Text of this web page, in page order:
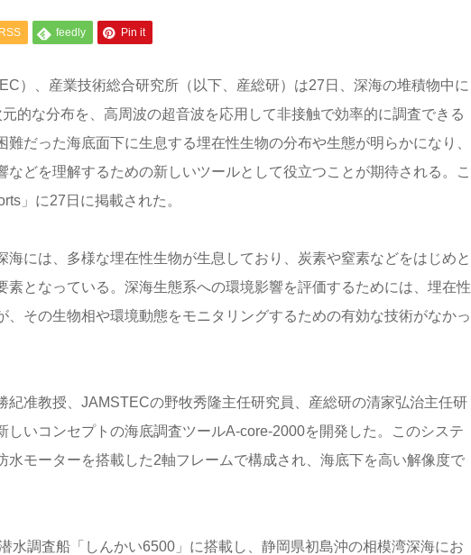
RSS feedly Pin it
）、産業技術総合研究所（以下、産総研）は27日、深海の堆積物中に
的な分布を、高周波の超音波を応用して非接触で効率的に調査できる
だった海底面下に生息する埋在性生物の分布や生態が明らかになり、
どを理解するための新しいツールとして役立つことが期待される。こ
」に27日に掲載された。
には、多様な埋在性生物が生息しており、炭素や窒素などをはじめと
となっている。深海生態系への環境影響を評価するためには、埋在性
その生物相や環境動態をモニタリングするための有効な技術がなかっ
准教授、JAMSTECの野牧秀隆主任研究員、産総研の清家弘治主任研
いコンセプトの海底調査ツールA-core-2000を開発した。このシステ
水モーターを搭載した2軸フレームで構成され、海底下を高い解像度で
水調査船「しんかい6500」に搭載し、静岡県初島沖の相模湾深海にお